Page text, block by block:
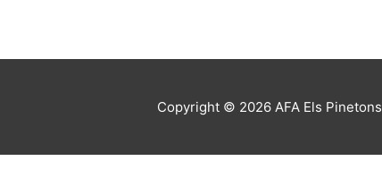
Copyright © 2026 AFA Els Pinetons